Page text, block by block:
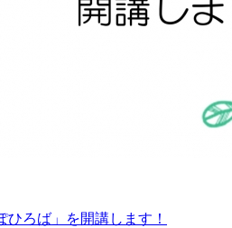
ひろば」を開講します！